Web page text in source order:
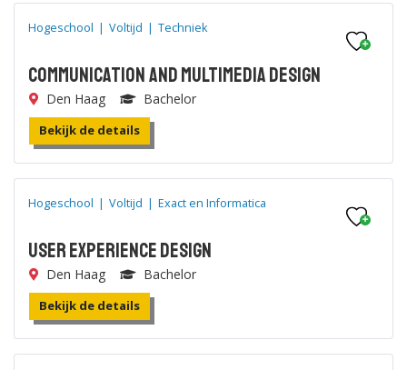
Hogeschool | Voltijd | Techniek
Communication and Multimedia Design
Den Haag Bachelor
Bekijk de details
Hogeschool | Voltijd | Exact en Informatica
User Experience Design
Den Haag Bachelor
Bekijk de details